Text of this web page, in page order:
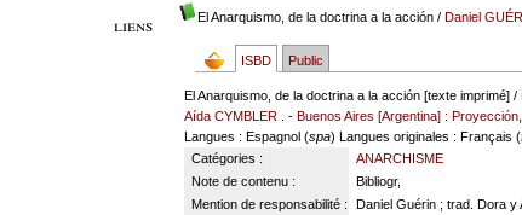
liens
El Anarquismo, de la doctrina a la acción/ Daniel
ISBD Public
El Anarquismo, de la doctrina a la acción [texte imprimé] /
Aída CYMBLER . -Buenos Aires [Argentina] : Proyección
Langues : Espagnol (spa)Langues originales : Français (
Catégories :
ANARCHISME
Note de contenu :
Bibliogr,
Mention de responsabilité :
Daniel Guérin ; trad. Dora y